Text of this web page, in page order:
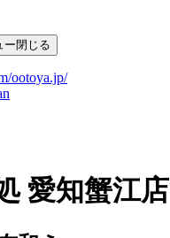
ー閉じる
ootoya.jp/
愛知蟹江店